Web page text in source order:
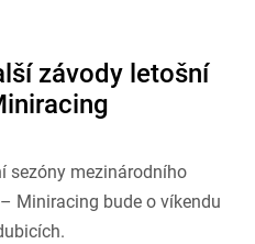
závody letošní
sezóny mezinárodního
Miniracing bude o víkendu